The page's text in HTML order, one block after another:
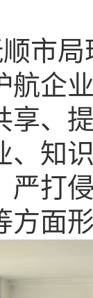
顺市
航企
享、
、知
严打
方面